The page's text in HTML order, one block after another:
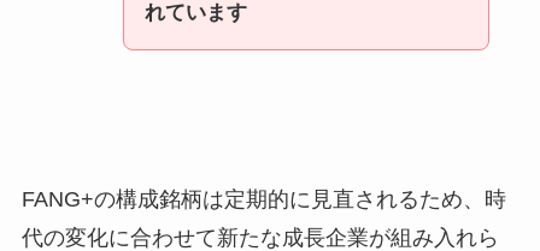
れています
FANG+の構成銘柄は定期的に見直されるため、時
代の変化に合わせて新たな成長企業が組み入れら